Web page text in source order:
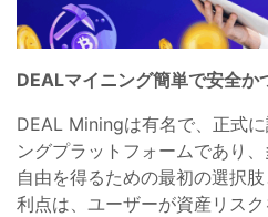
DEALマイニング簡単で安全か
DEAL Miningは有名で、正式
ングプラットフォームであり
自由を得るための最初の選択
利点は、ユーザーが資産リス